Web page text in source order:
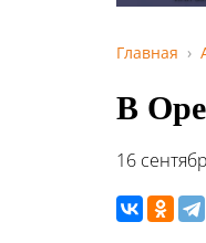
Главная
В
16